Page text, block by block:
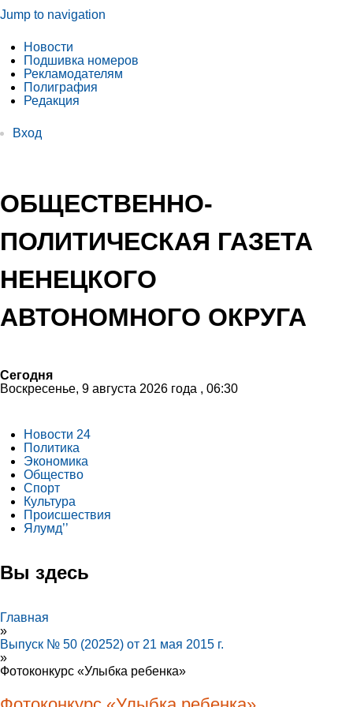
Jump to navigation
Новости
Подшивка номеров
Рекламодателям
Полиграфия
Редакция
Вход
ОБЩЕСТВЕННО-
ПОЛИТИЧЕСКАЯ ГАЗЕТА
НЕНЕЦКОГО
АВТОНОМНОГО ОКРУГА
Сегодня
Воскресенье, 9 августа 2026 года , 06:30
Новости 24
Политика
Экономика
Общество
Спорт
Культура
Происшествия
Ялумд’’
Вы здесь
Главная
»
Выпуск № 50 (20252) от 21 мая 2015 г.
»
Фотоконкурс «Улыбка ребенка»